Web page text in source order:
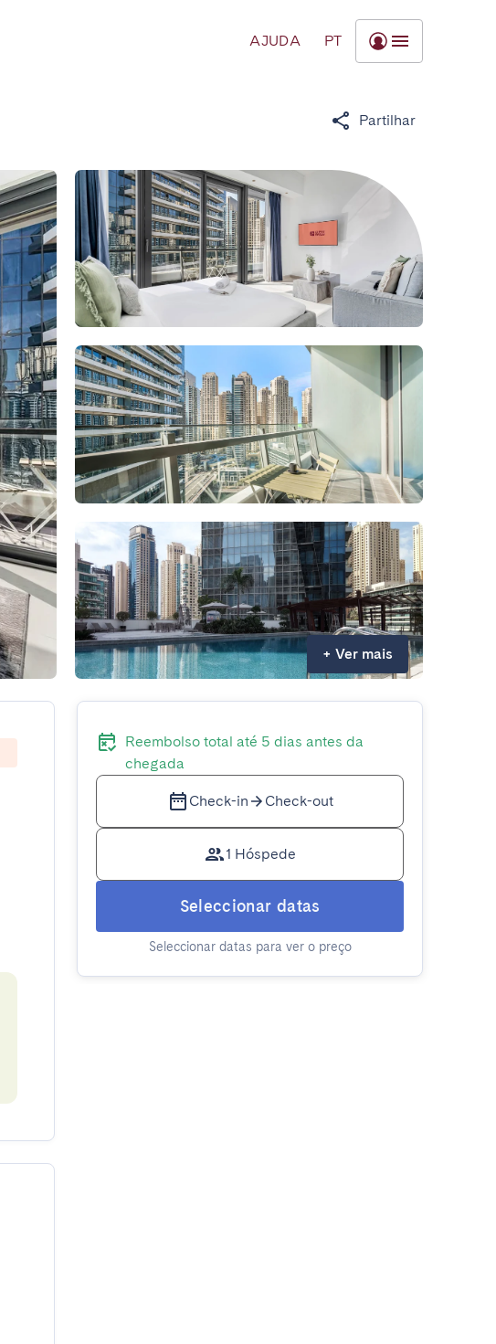
AJUDA PT
Partilhar
+ Ver mais
Reembolso total até 5 dias antes da
chegada
Check-in Check-out
1 Hóspede
Seleccionar datas
Seleccionar datas para ver o preço